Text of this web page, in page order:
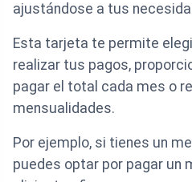
ajustándose a tus
Esta tarjeta te permite
realizar tus pagos,
pagar el total cada mes o
mensualidades.
Por ejemplo, si tienes un
puedes optar por pagar un